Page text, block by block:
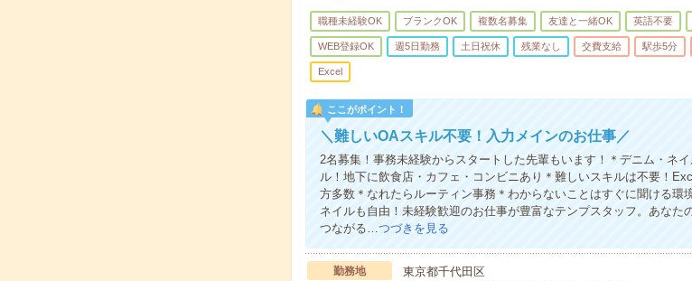
職種未経験OK ブランクOK 複数名募集 友達と一緒OK 英語不要
WEB登録OK 週5日勤務 土日祝休 残業なし 交費支給 駅歩5分
Excel
ここがポイント！
＼難しいOAスキル不要！入力メインのお仕事／
2名募集！事務未経験からスタートした先輩もいます！＊デニム・ネ
ル！地下に飲食店・カフェ・コンビニあり＊難しいスキルは不要！
方多数＊なれたらルーティン事務＊わからないことはすぐに聞ける環
ネイルも自由！未経験歓迎のお仕事が豊富なテンプスタッフ。あなた
つながる…つづきを見る
勤務地
東京都千代田区